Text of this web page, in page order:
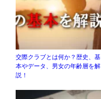
交際クラブとは何か？歴史、基
本やデータ、男女の年齢層を解
説！